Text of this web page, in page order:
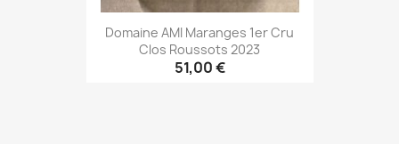
Domaine AMI Maranges 1er Cru
Clos Roussots 2023
51,00 €